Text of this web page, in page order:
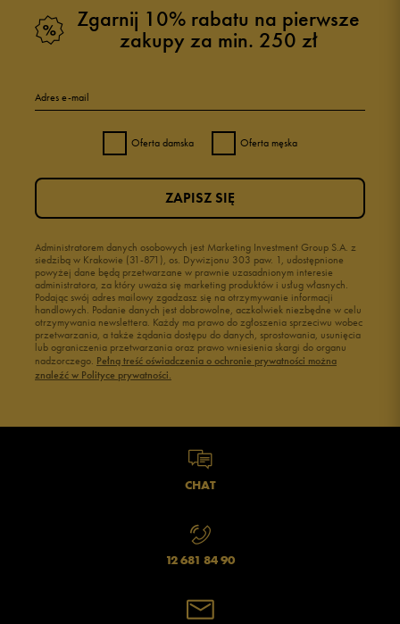
Zgarnij 10% rabatu na pierwsze
zakupy za min. 250 zł
Adres e-mail
Oferta damska Oferta męska
Administratorem danych osobowych jest Marketing Investment Group S.A. z
siedzibą w Krakowie (31-871), os. Dywizjonu 303 paw. 1, udostępnione
powyżej dane będą przetwarzane w prawnie uzasadnionym interesie
administratora, za który uważa się marketing produktów i usług własnych.
Podając swój adres mailowy zgadzasz się na otrzymywanie informacji
handlowych. Podanie danych jest dobrowolne, aczkolwiek niezbędne w celu
otrzymywania newslettera. Każdy ma prawo do zgłoszenia sprzeciwu wobec
przetwarzania, a także żądania dostępu do danych, sprostowania, usunięcia
lub ograniczenia przetwarzania oraz prawo wniesienia skargi do organu
nadzorczego. Pełną treść oświadczenia o ochronie prywatności można
znaleźć w Polityce prywatności.
ZAPISZ SIĘ
CHAT
12 681 84 90